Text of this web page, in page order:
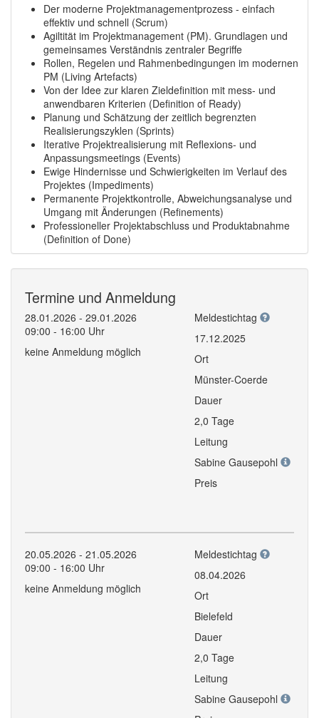
Der moderne Projektmanagementprozess - einfach
effektiv und schnell (Scrum)
Agiltität im Projektmanagement (PM). Grundlagen und
gemeinsames Verständnis zentraler Begriffe
Rollen, Regelen und Rahmenbedingungen im modernen
PM (Living Artefacts)
Von der Idee zur klaren Zieldefinition mit mess- und
anwendbaren Kriterien (Definition of Ready)
Planung und Schätzung der zeitlich begrenzten
Realisierungszyklen (Sprints)
Iterative Projektrealisierung mit Reflexions- und
Anpassungsmeetings (Events)
Ewige Hindernisse und Schwierigkeiten im Verlauf des
Projektes (Impediments)
Permanente Projektkontrolle, Abweichungsanalyse und
Umgang mit Änderungen (Refinements)
Professioneller Projektabschluss und Produktabnahme
(Definition of Done)
Termine und Anmeldung
28.01.2026 - 29.01.2026
09:00 - 16:00 Uhr
keine Anmeldung möglich
Meldestichtag
17.12.2025
Ort
Münster-Coerde
Dauer
2,0 Tage
Leitung
Sabine Gausepohl
Preis
20.05.2026 - 21.05.2026
09:00 - 16:00 Uhr
keine Anmeldung möglich
Meldestichtag
08.04.2026
Ort
Bielefeld
Dauer
2,0 Tage
Leitung
Sabine Gausepohl